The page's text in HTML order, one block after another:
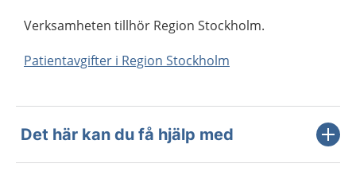
Verksamheten tillhör Region Stockholm.
Patientavgifter i Region Stockholm
Det här kan du få hjälp med